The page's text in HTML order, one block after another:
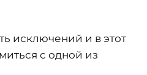
исключений и в этот
с одной из